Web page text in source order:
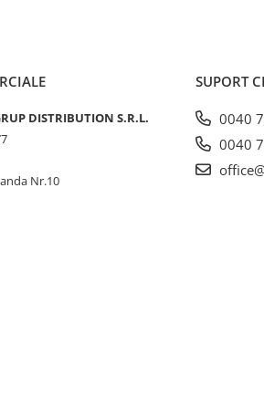
DISTRIBUTION S.R.L.
Nr.10
SUPORT
0040
0040